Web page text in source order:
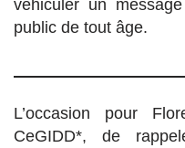
véhiculer un
public de tout âge.
L’occasion pour
CeGIDD*, de